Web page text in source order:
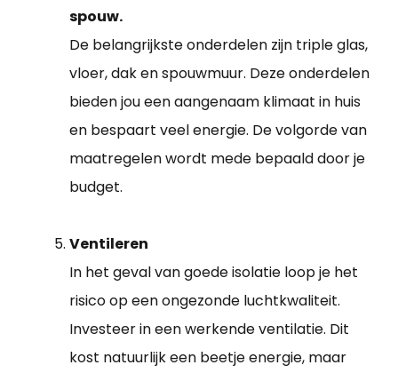
spouw.
De belangrijkste onderdelen zijn triple glas,
vloer, dak en spouwmuur. Deze onderdelen
bieden jou een aangenaam klimaat in huis
en bespaart veel energie. De volgorde van
maatregelen wordt mede bepaald door je
budget.
Ventileren
In het geval van goede isolatie loop je het
risico op een ongezonde luchtkwaliteit.
Investeer in een werkende ventilatie. Dit
kost natuurlijk een beetje energie, maar